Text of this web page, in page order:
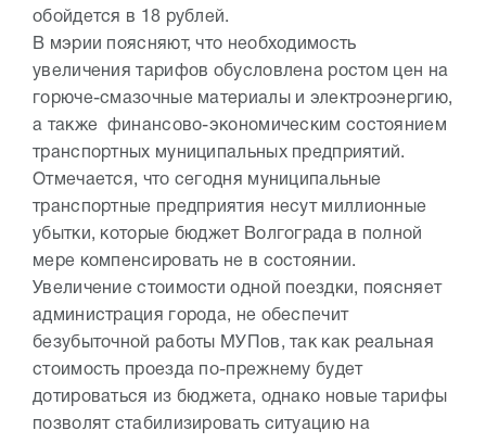
обойдется в 18 рублей.
В мэрии поясняют, что необходимость
увеличения тарифов обусловлена ростом цен на
горюче-смазочные материалы и электроэнергию,
а также финансово-экономическим состоянием
транспортных муниципальных предприятий.
Отмечается, что сегодня муниципальные
транспортные предприятия несут миллионные
убытки, которые бюджет Волгограда в полной
мере компенсировать не в состоянии.
Увеличение стоимости одной поездки, поясняет
администрация города, не обеспечит
безубыточной работы МУПов, так как реальная
стоимость проезда по-прежнему будет
дотироваться из бюджета, однако новые тарифы
позволят стабилизировать ситуацию на